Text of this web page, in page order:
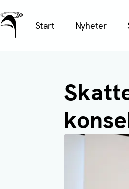
Ålands Radio & TV
Start Nyheter